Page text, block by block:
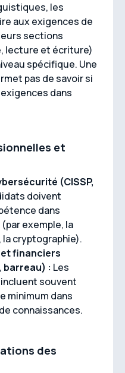
les
aux exigences de
sections
lecture et écriture)
spécifique. Une
pas de savoir si
dans
et
(CISSP,
doivent
dans
exemple, la
cryptographie).
et financiers
barreau) : Les
souvent
minimum dans
connaissances.
des